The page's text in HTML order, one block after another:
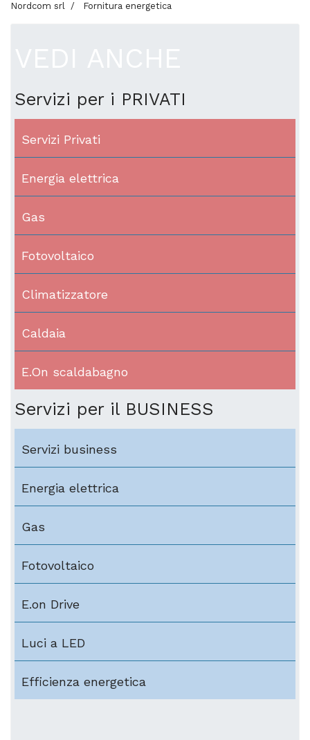
Nordcom srl Fornitura energetica
Servizi per i PRIVATI
Servizi Privati
Energia elettrica
Gas
Fotovoltaico
Climatizzatore
Caldaia
E.On scaldabagno
Servizi per il BUSINESS
Servizi business
Energia elettrica
Gas
Fotovoltaico
E.on Drive
Luci a LED
Efficienza energetica